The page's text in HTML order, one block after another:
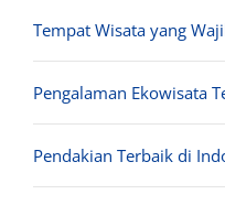
Tempat Wisata yang
Pengalaman Ekowisata
Pendakian Terbaik di